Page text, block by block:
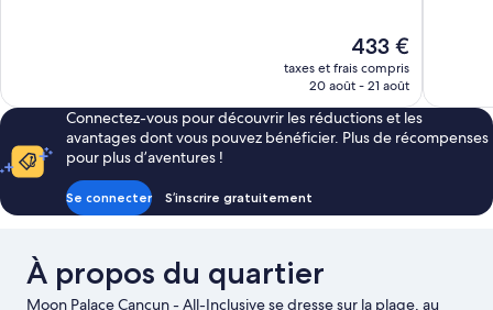
Le
nouveau
prix
de
433 €
433 €
taxes et frais compris
20 août - 21 août
Connectez-vous pour découvrir les réductions et les
avantages dont vous pouvez bénéficier. Plus de récompenses
pour plus d’aventures !
Se connecter S’inscrire gratuitement
À propos du quartier
Moon Palace Cancun - All-Inclusive se dresse sur la plage, au